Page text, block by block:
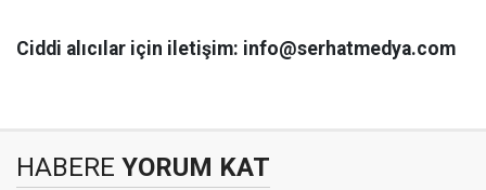
Ciddi alıcılar için iletişim: info@serhatmedya.com
HABERE YORUM KAT